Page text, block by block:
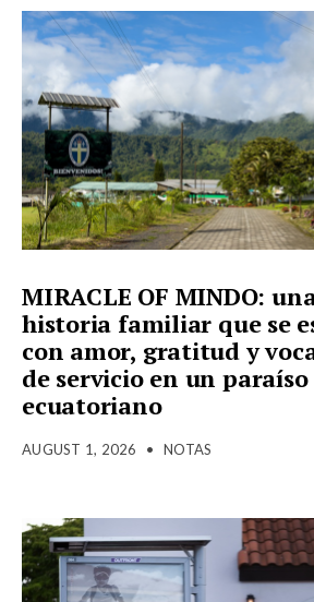
MIRACLE OF MINDO:
historia familiar que se
con amor, gratitud y
de servicio en un paraíso
ecuatoriano
AUGUST 1, 2026 • NOTAS